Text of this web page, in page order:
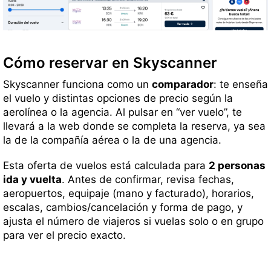
Cómo reservar en Skyscanner
Skyscanner funciona como un comparador: te enseña
el vuelo y distintas opciones de precio según la
aerolínea o la agencia. Al pulsar en “ver vuelo”, te
llevará a la web donde se completa la reserva, ya sea
la de la compañía aérea o la de una agencia.
Esta oferta de vuelos está calculada para 2 personas
ida y vuelta. Antes de confirmar, revisa fechas,
aeropuertos, equipaje (mano y facturado), horarios,
escalas, cambios/cancelación y forma de pago, y
ajusta el número de viajeros si vuelas solo o en grupo
para ver el precio exacto.